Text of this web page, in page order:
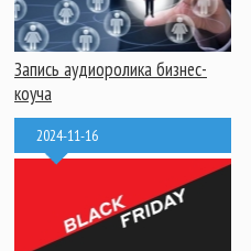
Запись аудиоролика бизнес-
коуча
2024-11-16